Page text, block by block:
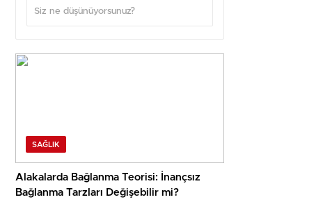
SAĞLIK
Alakalarda Bağlanma Teorisi: İnançsız
Bağlanma Tarzları Değişebilir mi?